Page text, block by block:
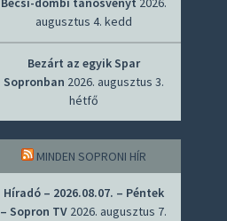
augusztus 4. kedd
Bezárt az egyik Spar
Sopronban 2026. augusztus 3.
hétfő
MINDEN SOPRONI HÍR
Híradó – 2026.08.07. – Péntek
– Sopron TV 2026. augusztus 7.